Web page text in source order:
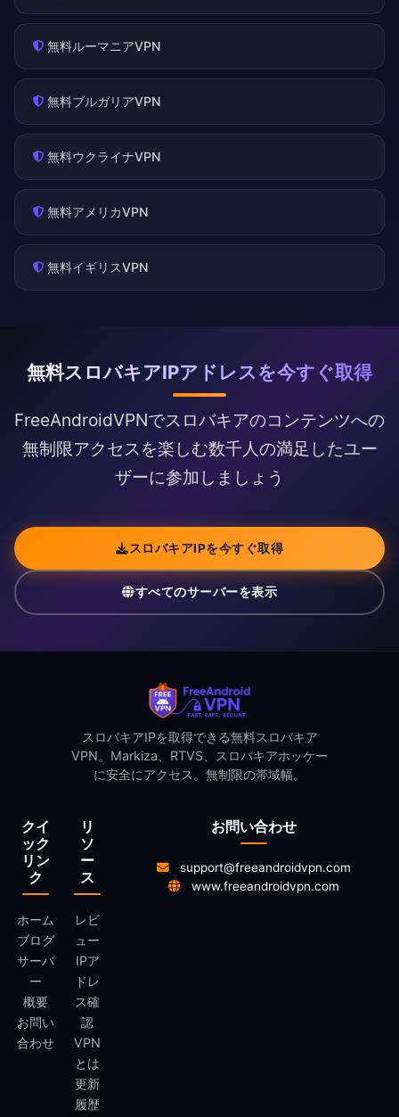
無料ルーマニアVPN
無料ブルガリアVPN
無料ウクライナVPN
無料アメリカVPN
無料イギリスVPN
無料スロバキアIPアドレスを今すぐ取得
FreeAndroidVPNでスロバキアのコンテンツへの
無制限アクセスを楽しむ数千人の満足したユー
ザーに参加しましょう
スロバキアIPを今すぐ取得
すべてのサーバーを表示
クイ
ック
リン
ク
ホーム
ブログ
サーバ
ー
概要
お問い
合わせ
リ
ソ
ー
ス
レビ
ュー
IPア
ドレ
ス確
認
VPN
とは
更新
履歴
スロバキアIPを取得できる無料スロバキア
VPN。Markiza、RTVS、スロバキアホッケー
に安全にアクセス。無制限の帯域幅。
お問い合わせ
support@freeandroidvpn.com
www.freeandroidvpn.com